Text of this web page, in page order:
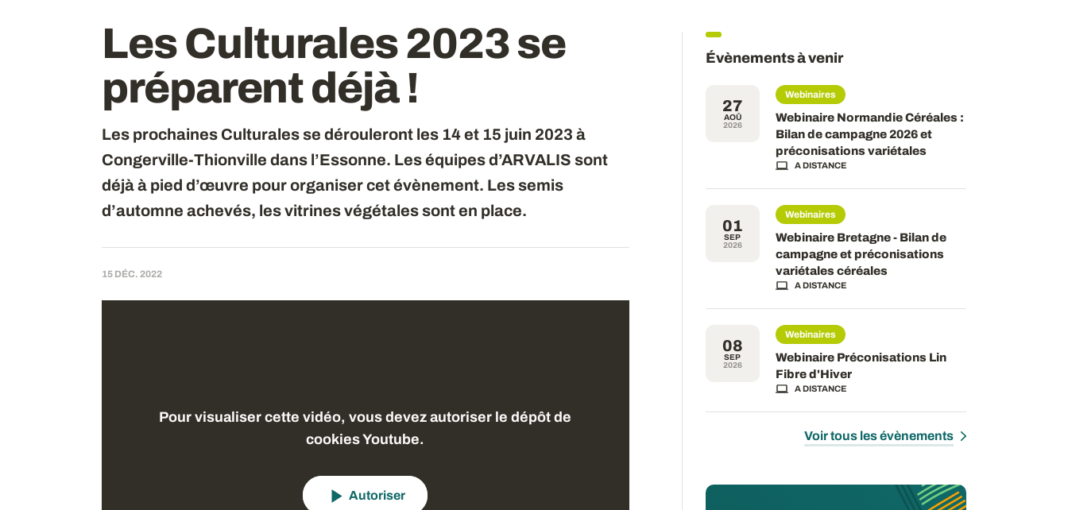
Les Culturales 2023 se
préparent déjà !
Les prochaines Culturales se dérouleront les 14 et 15 juin 2023 à
Congerville-Thionville dans l’Essonne. Les équipes d’ARVALIS sont
déjà à pied d’œuvre pour organiser cet évènement. Les semis
d’automne achevés, les vitrines végétales sont en place.
15 DÉC. 2022
Pour visualiser cette vidéo, vous devez autoriser le dépôt de
cookies Youtube.
Autoriser
Évènements à venir
27
AOÛ
2026
Webinaires
Webinaire Normandie Céréales :
Bilan de campagne 2026 et
préconisations variétales
A DISTANCE
01
SEP
2026
Webinaires
Webinaire Bretagne - Bilan de
campagne et préconisations
variétales céréales
A DISTANCE
08
SEP
2026
Webinaires
Webinaire Préconisations Lin
Fibre d'Hiver
A DISTANCE
Voir tous les évènements